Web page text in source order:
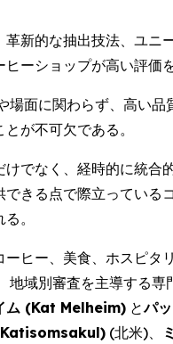
革新的な抽出技法、ユニ
ーショップが高い評価
場面に関わらず、高い品
が不可欠である。
けでなく、経時的に統合
できる点で際立っている
。
ーヒー、美食、ホスピタ
地域別審査を主導する専
ム (Kat Melheim) とパ
) (北米)、